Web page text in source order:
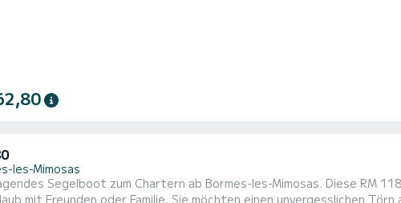
les-Mimosas
Segelboot zum Chartern ab Bormes-les-Mimosas. Diese RM
Familie. Sie möchten einen unvergesslichen Törn auf diesem Segelboot mit 12 Metern Länge